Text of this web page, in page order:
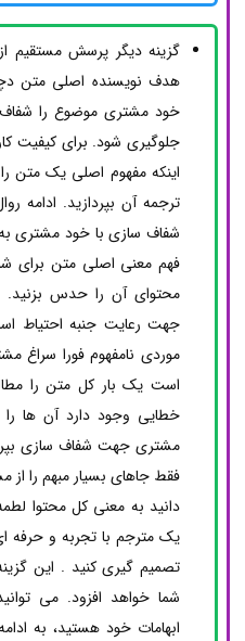
گزینه دیگر پرسش مستقیم
هدف نویسنده اصلی متن
خود مشتری موضوع را شفاف
جلوگیری شود. برای کیفیت
اینکه مفهوم اصلی یک متن
ترجمه آن بپردازید. ادامه
شفاف سازی با خود مشتری به
فهم معنی اصلی متن برای
محتوای آن را حدس بزنید.
جهت رعایت جنبه احتیاط
موردی نامفهوم فورا سراغ
است یک بار کل متن را
خطایی وجود دارد آن ها
مشتری جهت شفاف سازی
فقط جاهای بسیار مبهم را از
دانید به معنی کل محتوا
یک مترجم با تجربه و حرفه
تصمیم گیری کنید . این
شما خواهد افزود. می
ابهامات خود هستید، به